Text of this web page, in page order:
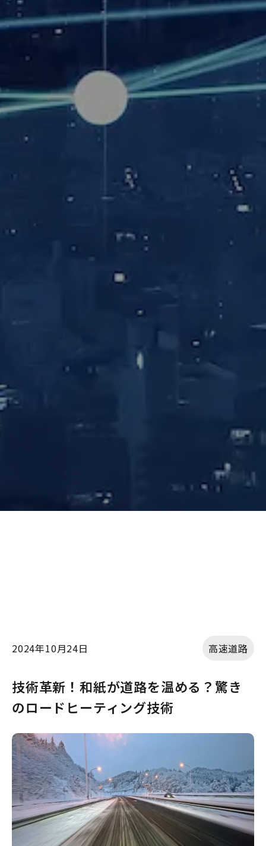
2024年10月24日 高速道路
技術革新！和紙が道路を温める？驚き
のロードヒーティング技術